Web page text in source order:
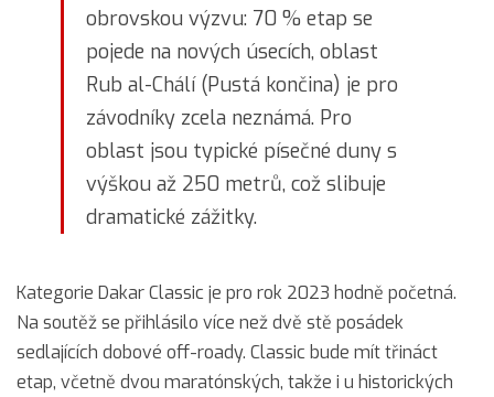
obrovskou výzvu: 70 % etap se
pojede na nových úsecích, oblast
Rub al-Chálí (Pustá končina) je pro
závodníky zcela neznámá. Pro
oblast jsou typické písečné duny s
výškou až 250 metrů, což slibuje
dramatické zážitky.
Kategorie Dakar Classic je pro rok 2023 hodně početná.
Na soutěž se přihlásilo více než dvě stě posádek
sedlajících dobové off-roady. Classic bude mít třináct
etap, včetně dvou maratónských, takže i u historických